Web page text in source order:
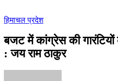
हिमाचल प्रदेश
बजट में कांग्रेस की
: जय राम ठाकुर